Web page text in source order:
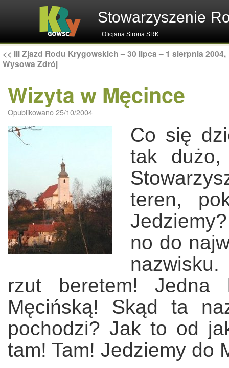
Stowarzyszenie
Oficjana Strona SRK
<< III Zjazd Rodu Krygowskich – 30 lipca – 1 sierpnia 2004,
Wysowa Zdrój
Wizyta w Męcince
Opublikowano25/10/2004
Co się
tak dużo,
teren,
no do
rzut beretem! Jedna
Męcińską! Skąd ta
pochodzi? Jak to od
tam! Tam! Jedziemy do